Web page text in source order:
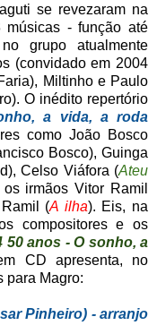
se revezaram na
músicas - função até
grupo atualmente
(convidado em 2004
Miltinho e Paulo
O inédito repertório
a vida, a roda
como João Bosco
Bosco), Guinga
Celso Viáfora (Ateu
irmãos Vitor Ramil
(A ilha). Eis, na
compositores e os
50 anos - O sonho, a
CD apresenta, no
para Magro:
Pinheiro) - arranjo